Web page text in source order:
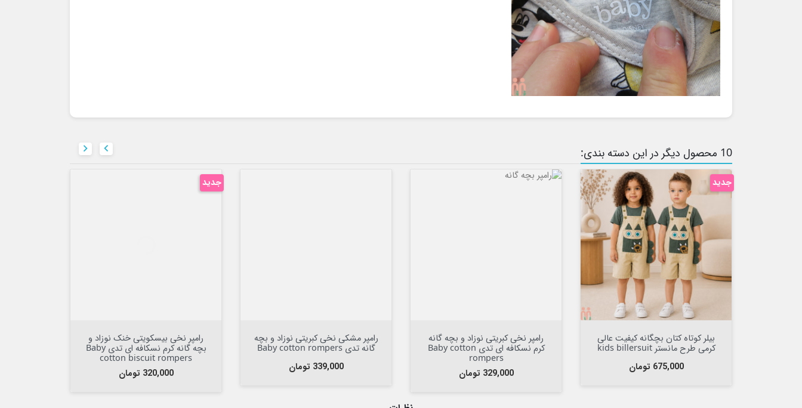
10 محصول دیگر در این دسته بندی: 
بیلر کوتاه کتان بچگانه کیفیت عالی
کرمی طرح مانستر kids billersuit
قیمت
675,000 تومان
جدید
رامپر نخی کبریتی نوزاد و بچه گانه
کرم نسکافه ای تدی Baby cotton
rompers
قیمت
329,000 تومان
رامپر مشکی نخی کبریتی نوزاد و بچه
گانه تدی Baby cotton rompers
قیمت
339,000 تومان
رامپر نخی بیسکویتی خنک نوزاد و
بچه گانه کرم نسکافه ای تدی Baby
cotton biscuit rompers
قیمت
320,000 تومان
جدید
